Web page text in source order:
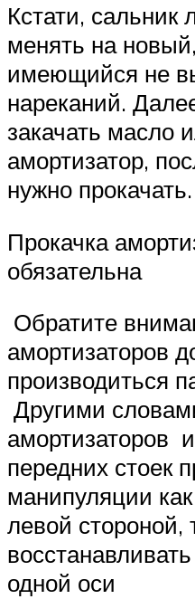
Кстати, сальник
менять на
имеющийся не
нареканий.
закачать масло
амортизатор,
нужно прокачать.
Прокачка
обязательна
Обратите
амортизаторов
производиться
Другими
амортизаторов
передних стоек
манипуляции
левой стороной,
одной оси